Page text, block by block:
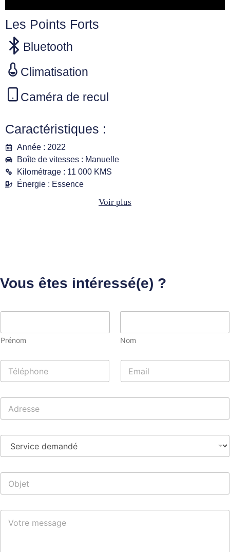
Les Points Forts
Bluetooth
Climatisation
Caméra de recul
Caractéristiques :
Année : 2022
Boîte de vitesses : Manuelle
Kilométrage : 11 000 KMS
Énergie : Essence
Voir plus
Vous êtes intéressé(e) ?
Prénom Nom